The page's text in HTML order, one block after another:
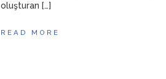
oluşturan […]
READ MORE